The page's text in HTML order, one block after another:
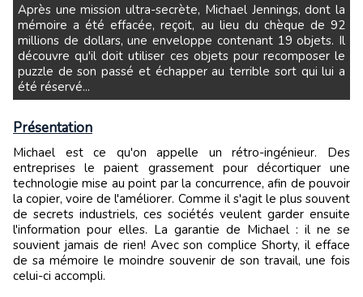
Après une mission ultra-secrète, Michael Jennings, dont la
mémoire a été effacée, reçoit, au lieu du chèque de 92
millions de dollars, une enveloppe contenant 19 objets. Il
découvre qu'il doit utiliser ces objets pour recomposer le
puzzle de son passé et échapper au terrible sort qui lui a
été réservé...
Présentation
Michael est ce qu'on appelle un rétro-ingénieur. Des
entreprises le paient grassement pour décortiquer une
technologie mise au point par la concurrence, afin de pouvoir
la copier, voire de l'améliorer. Comme il s'agit le plus souvent
de secrets industriels, ces sociétés veulent garder ensuite
l'information pour elles. La garantie de Michael : il ne se
souvient jamais de rien! Avec son complice Shorty, il efface
de sa mémoire le moindre souvenir de son travail, une fois
celui-ci accompli.